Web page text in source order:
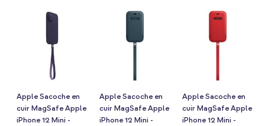
Apple Sacoche en
cuir MagSafe Apple
iPhone 12 Mini -
Apple Sacoche en
cuir MagSafe Apple
iPhone 12 Mini -
Apple Sacoche en
cuir MagSafe Apple
iPhone 12 Mini -